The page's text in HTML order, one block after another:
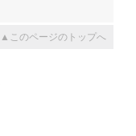
▲このページのトップへ